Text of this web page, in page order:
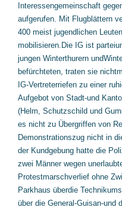
Interessengemeinschaft
aufgerufen. Mit Flugblättern
400 meist jugendlichen
mobilisieren.Die IG ist
jungen Winterthurern
befürchteten, traten sie
IG-Vertreterriefen zu einer
Aufgebot von Stadt-und
(Helm, Schutzschild und
es nicht zu Übergriffen von
Demonstrationszug nicht in
der Kundgebung hatte die
zwei Männer wegen
Protestmarschverlief ohne
Parkhaus überdie
über die General-Guisan-und